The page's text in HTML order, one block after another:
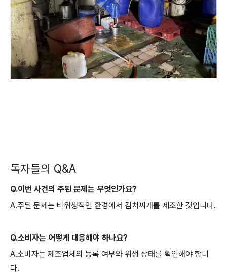
독자들의 Q&A
Q.이번 사건의 주된 문제는 무엇인가요?
A.주된 문제는 비위생적인 환경에서 김치찌개를 제조한 것입니다.
Q.소비자는 어떻게 대응해야 하나요?
A.소비자는 제조업체의 등록 여부와 위생 상태를 확인해야 합니
다.